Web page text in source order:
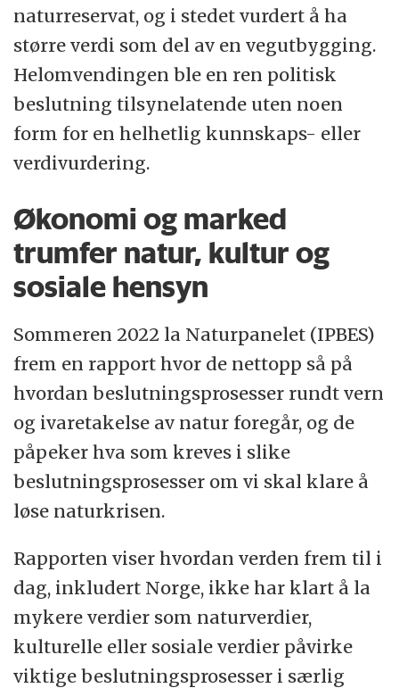
naturreservat, og i stedet vurdert å ha
større verdi som del av en vegutbygging.
Helomvendingen ble en ren politisk
beslutning tilsynelatende uten noen
form for en helhetlig kunnskaps- eller
verdivurdering.
Økonomi og marked
trumfer natur, kultur og
sosiale hensyn
Sommeren 2022 la Naturpanelet (IPBES)
frem en rapport hvor de nettopp så på
hvordan beslutningsprosesser rundt vern
og ivaretakelse av natur foregår, og de
påpeker hva som kreves i slike
beslutningsprosesser om vi skal klare å
løse naturkrisen.
Rapporten viser hvordan verden frem til i
dag, inkludert Norge, ikke har klart å la
mykere verdier som naturverdier,
kulturelle eller sosiale verdier påvirke
viktige beslutningsprosesser i særlig